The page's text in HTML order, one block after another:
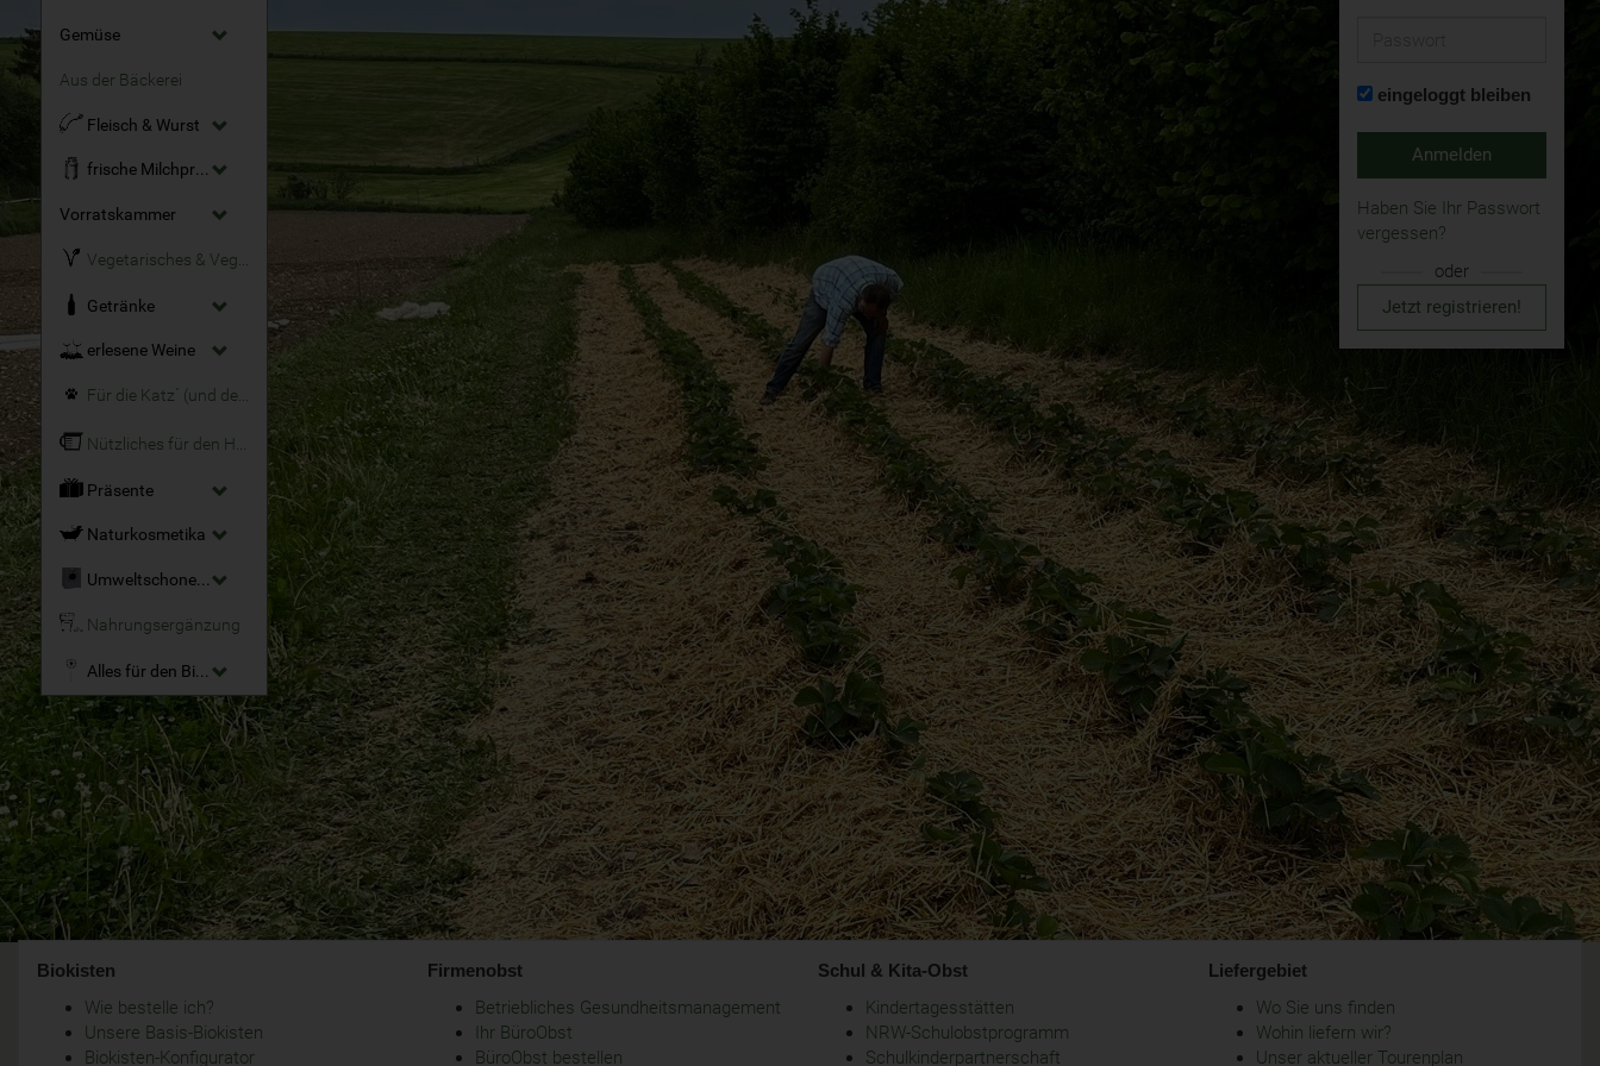
Gemüse
Aus der Bäckerei
Fleisch & Wurst
frische Milchprodukte
Vorratskammer
Getränke
erlesene Weine
Für die Katz´ (und den Hund)
Präsente
Naturkosmetika
Umweltschonende Reinigungsmittel
Nahrungsergänzung
Alles für den Bio-Garten
eingeloggt bleiben
Anmelden
Haben Sie Ihr Passwort
vergessen?
oder
Jetzt registrieren!
Biokisten
Wie bestelle ich?
Unsere Basis-Biokisten
Biokisten-Konfigurator
Firmenobst
Betriebliches Gesundheitsmanagement
Ihr BüroObst
BüroObst bestellen
Schul & Kita-Obst
Kindertagesstätten
NRW-Schulobstprogramm
Schulkinderpartnerschaft
Liefergebiet
Wo Sie uns finden
Wohin liefern wir?
Unser aktueller Tourenplan